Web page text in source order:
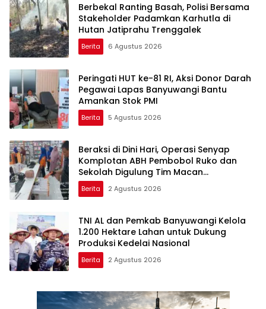
Berbekal Ranting Basah, Polisi Bersama
Stakeholder Padamkan Karhutla di
Hutan Jatiprahu Trenggalek
Berita 6 Agustus 2026
Peringati HUT ke-81 RI, Aksi Donor Darah
Pegawai Lapas Banyuwangi Bantu
Amankan Stok PMI
Berita 5 Agustus 2026
Beraksi di Dini Hari, Operasi Senyap
Komplotan ABH Pembobol Ruko dan
Sekolah Digulung Tim Macan
Blambangan
Berita 2 Agustus 2026
TNI AL dan Pemkab Banyuwangi Kelola
1.200 Hektare Lahan untuk Dukung
Produksi Kedelai Nasional
Berita 2 Agustus 2026